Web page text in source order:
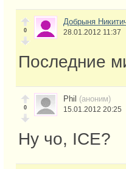
0
Добрыня
28.01.2012 11:37
Последние
0
Phil (аноним)
15.01.2012 20:25
Ну чо, ICE?